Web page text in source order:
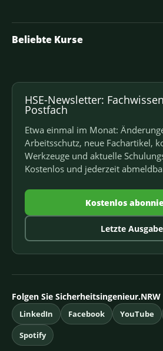
Beliebte Kurse
HSE-Newsletter:
Postfach
Etwa einmal im Monat:
Arbeitsschutz, neue Fachartikel,
Werkzeuge und aktuelle
Kostenlos und jederzeit
Kostenlos
Letzte Ausgabe
Folgen Sie Sicherheitsingenieur.NRW
LinkedIn Facebook YouTube
Spotify